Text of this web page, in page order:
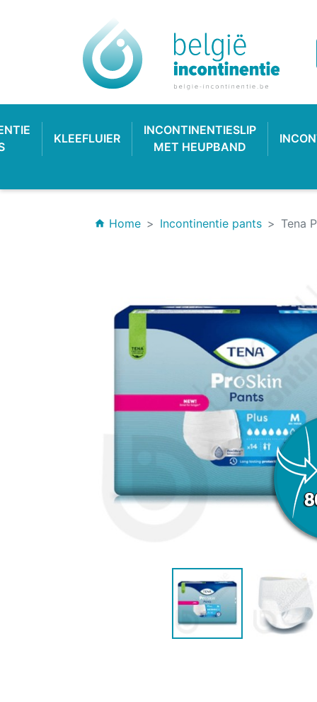
KLEEFLUIER
INCONTINENTIESLIP
MET HEUPBAND
INCONTINENTIEVERBAND
PLASTIC BROEKJE
ZWEMKLEDING
HYGIËNE & VERZORGING
CONTINENTIEHULP
KLASSIEKE LUIER PULL-
ZWEMLUIER KINDEREN ZWEMPAK
HYGIËNE & VERZORGING
KINDEREN
home Home Incontinentie pants Tena